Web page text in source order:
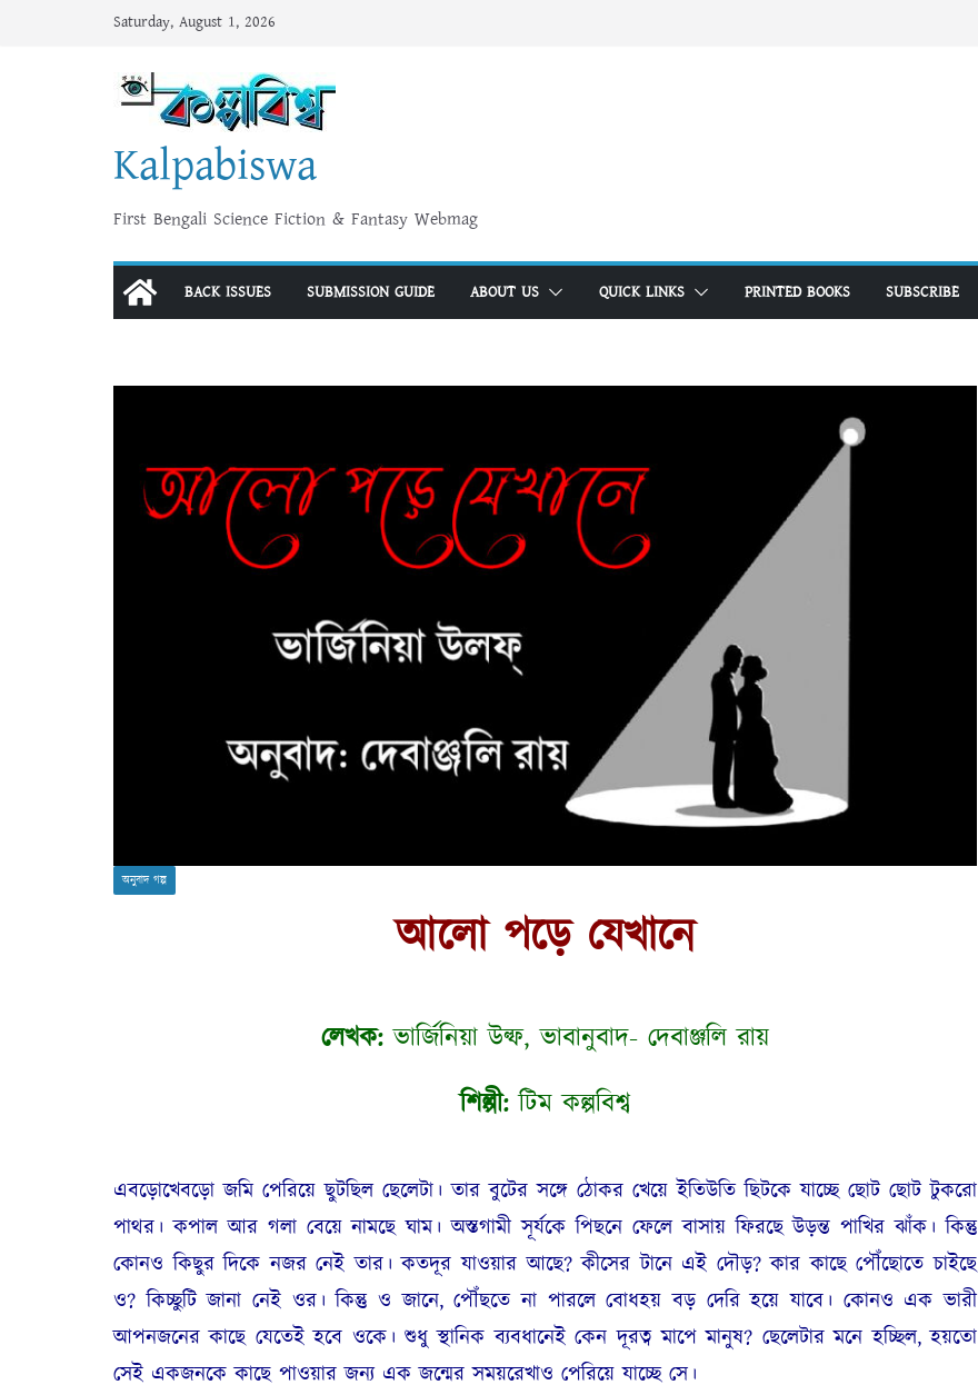
Saturday, August 1, 2026
Kalpabiswa
First Bengali Science Fiction & Fantasy Webmag
BACK ISSUES SUBMISSION GUIDE ABOUT US QUICK LINKS PRINTED BOOKS SUBSCRIBE
অনুবাদ গল্প
আলো পড়ে যেখানে
লেখক: ভার্জিনিয়া উল্ফ, ভাবানুবাদ- দেবাঞ্জলি রায়
শিল্পী: টিম কল্পবিশ্ব
এবড়োখেবড়ো জমি পেরিয়ে ছুটছিল ছেলেটা। তার বুটের সঙ্গে ঠোকর খেয়ে ইতিউতি ছিটকে যাচ্ছে ছোট ছোট টুকরো
পাথর। কপাল আর গলা বেয়ে নামছে ঘাম। অস্তগামী সূর্যকে পিছনে ফেলে বাসায় ফিরছে উড়ন্ত পাখির ঝাঁক। কিন্তু
কোনও কিছুর দিকে নজর নেই তার। কতদূর যাওয়ার আছে? কীসের টানে এই দৌড়? কার কাছে পৌঁছোতে চাইছে
ও? কিচ্ছুটি জানা নেই ওর। কিন্তু ও জানে, পৌঁছতে না পারলে বোধহয় বড় দেরি হয়ে যাবে। কোনও এক ভারী
আপনজনের কাছে যেতেই হবে ওকে। শুধু স্থানিক ব্যবধানেই কেন দূরত্ব মাপে মানুষ? ছেলেটার মনে হচ্ছিল, হয়তো
সেই একজনকে কাছে পাওয়ার জন্য এক জন্মের সময়রেখাও পেরিয়ে যাচ্ছে সে।